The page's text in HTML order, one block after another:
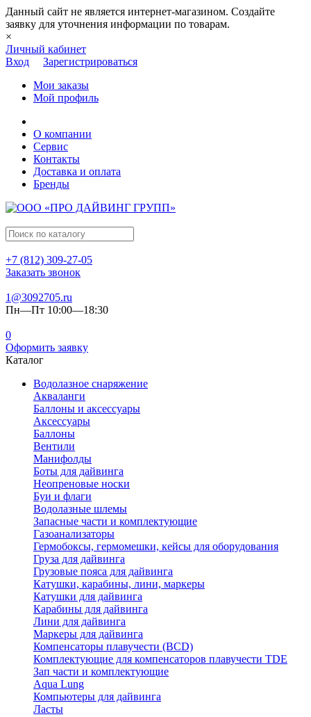
Данный сайт не является интернет-магазином. Создайте
заявку для уточнения информации по товарам.
×
Личный кабинет
Вход
Зарегистрироваться
Мои заказы
Мой профиль
О компании
Сервис
Контакты
Доставка и оплата
Бренды
+7 (812) 309-27-05
Заказать звонок
1@3092705.ru
Пн—Пт 10:00—18:30
0
Оформить заявку
Каталог
Водолазное снаряжение
Акваланги
Баллоны и аксессуары
Аксессуары
Баллоны
Вентили
Манифолды
Боты для дайвинга
Неопреновые носки
Буи и флаги
Водолазные шлемы
Запасные части и комплектующие
Газоанализаторы
Гермобоксы, гермомешки, кейсы для оборудования
Груза для дайвинга
Грузовые пояса для дайвинга
Катушки, карабины, лини, маркеры
Катушки для дайвинга
Карабины для дайвинга
Лини для дайвинга
Маркеры для дайвинга
Компенсаторы плавучести (BCD)
Комплектующие для компенсаторов плавучести TDE
Зап части и комплектующие
Aqua Lung
Компьютеры для дайвинга
Ласты